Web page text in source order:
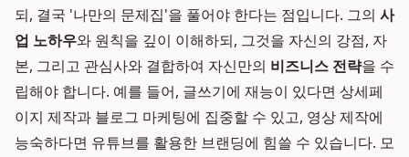
되, 결국 '나만의 문제집'을 풀어야 한다는 점입니다. 그의 사
업 노하우와 원칙을 깊이 이해하되, 그것을 자신의 강점, 자
본, 그리고 관심사와 결합하여 자신만의 비즈니스 전략을 수
립해야 합니다. 예를 들어, 글쓰기에 재능이 있다면 상세페
이지 제작과 블로그 마케팅에 집중할 수 있고, 영상 제작에
능숙하다면 유튜브를 활용한 브랜딩에 힘쓸 수 있습니다. 모